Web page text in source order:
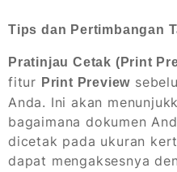
Tips dan Pertimbangan
Pratinjau Cetak (Print
fitur Print Preview
Anda. Ini akan
bagaimana dokumen
dicetak pada ukuran
dapat mengaksesnya